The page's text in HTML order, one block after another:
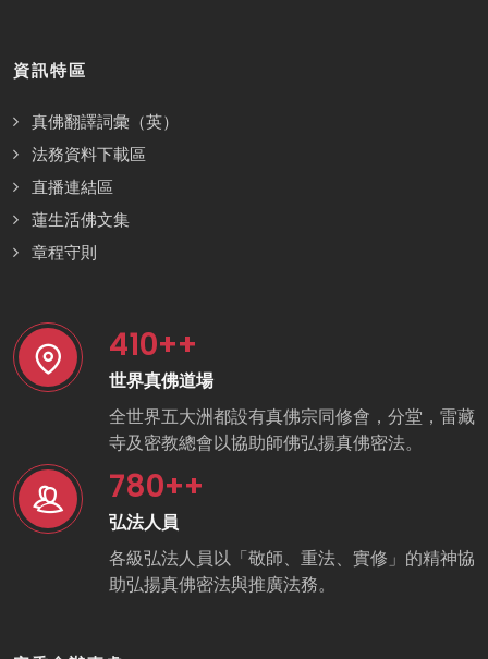
資訊特區
真佛翻譯詞彙（英）
法務資料下載區
直播連結區
蓮生活佛文集
章程守則
410++
世界真佛道場
全世界五大洲都設有真佛宗同修會，分堂，雷藏
寺及密教總會以協助師佛弘揚真佛密法。
780++
弘法人員
各級弘法人員以「敬師、重法、實修」的精神協
助弘揚真佛密法與推廣法務。